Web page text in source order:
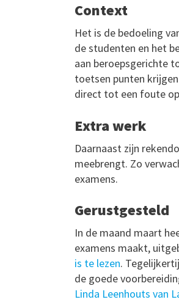
Context
Het is de bedoeling
de studenten en het
aan beroepsgerichte
toetsen punten
direct tot een foute
Extra werk
Daarnaast zijn
meebrengt. Zo
examens.
Gerustgesteld
In de maand maart
examens maakt,
is te lezen.
de goede
Linda Leenhouts van